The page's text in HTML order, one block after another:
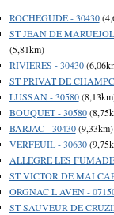
ROCHEGUDE - 30430
ST JEAN DE
(5,81km)
RIVIERES - 30430
ST PRIVAT DE
LUSSAN - 30580
BOUQUET - 30580
BARJAC - 30430(9,33km)
VERFEUIL - 30630
ALLEGRE LES
ST VICTOR DE
ORGNAC L AVEN -
ST SAUVEUR DE